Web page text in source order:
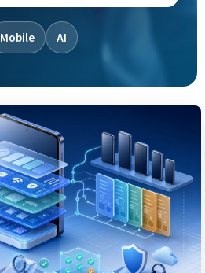
Mobile AI
Gửi Thông Tin